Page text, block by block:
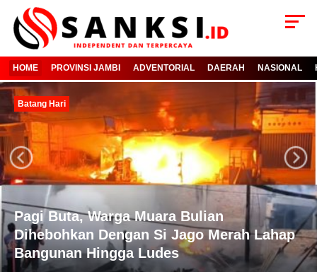
HOME PROVINSI JAMBI ADVENTORIAL DAERAH NASIONAL
Batang Hari
Pagi Buta, Warga Muara Bulian
Dihebohkan Dengan Si Jago Merah Lahap
Bangunan Hingga Ludes
Previous